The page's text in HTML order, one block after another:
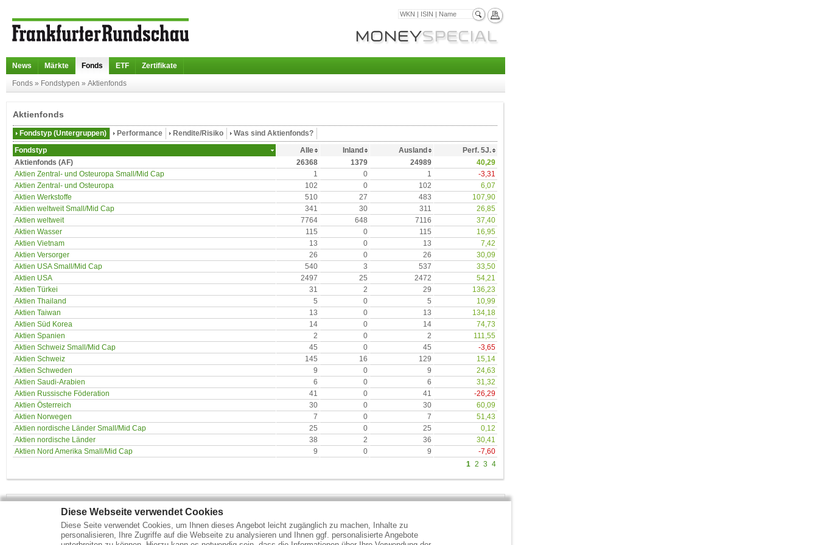
Diese Webseite verwendet Cookies
Diese Seite verwendet Cookies, um Ihnen dieses Angebot leicht zugänglich zu machen, Inhalte zu
personalisieren, Ihre Zugriffe auf die Webseite zu analysieren und Ihnen ggf. personalisierte Angebote
News Märkte Fonds ETF Zertifikate
Fonds » Fondstypen » Aktienfonds
Aktienfonds
Fondstyp (Untergruppen) Performance Rendite/Risiko
Was sind Aktienfonds?
Fondstyp
Alle Inland Ausland
Perf. 5J.
Aktienfonds (AF)
26368 1379 24989
40,29
Aktien Zentral- und Osteuropa Small/Mid Cap
1 0 1
-3,31
Aktien Zentral- und Osteuropa
102 0 102
6,07
Aktien Werkstoffe
510 27 483
107,90
Aktien weltweit Small/Mid Cap
341 30 311
26,85
Aktien weltweit
7764 648 7116
37,40
Aktien Wasser
115 0 115
16,95
Aktien Vietnam
13 0 13
7,42
Aktien Versorger
26 0 26
30,09
Aktien USA Small/Mid Cap
540 3 537
33,50
Aktien USA
2497 25 2472
54,21
Aktien Türkei
31 2 29
136,23
Aktien Thailand
5 0 5
10,99
Aktien Taiwan
13 0 13
134,18
Aktien Süd Korea
14 0 14
74,73
Aktien Spanien
2 0 2
111,55
Aktien Schweiz Small/Mid Cap
45 0 45
-3,65
Aktien Schweiz
145 16 129
15,14
Aktien Schweden
9 0 9
24,63
Aktien Saudi-Arabien
6 0 6
31,32
Aktien Russische Föderation
41 0 41
-26,29
Aktien Österreich
30 0 30
60,09
Aktien Norwegen
7 0 7
51,43
Aktien nordische Länder Small/Mid Cap
25 0 25
0,12
Aktien nordische Länder
38 2 36
30,41
Aktien Nord Amerika Small/Mid Cap
9 0 9
-7,60
1 2 3 4
Mehr Marktdaten und Kurse finden Sie aufwww.finanztreff.de